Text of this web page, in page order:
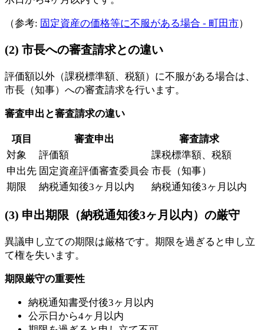
（参考: 固定資産の価格等に不服がある場合 - 町田市）
(2) 市長への審査請求との違い
評価額以外（課税標準額、税額）に不服がある場合は、
市長（知事）への審査請求を行います。
審査申出と審査請求の違い
項目 審査申出
審査請求
対象
評価額
課税標準額、税額
申出先 固定資産評価審査委員会 市長（知事）
期限
納税通知後3ヶ月以内 納税通知後3ヶ月以内
(3) 申出期限（納税通知後3ヶ月以内）の厳守
異議申し立ての期限は厳格です。期限を過ぎると申し立
て権を失います。
期限厳守の重要性
納税通知書受付後3ヶ月以内
公示日から4ヶ月以内